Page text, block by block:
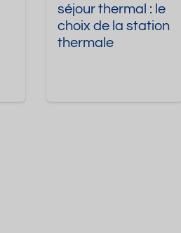
séjour thermal : le
choix de la station
thermale